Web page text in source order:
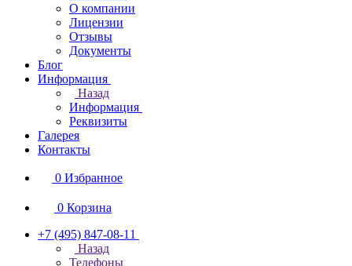
О компании
Лицензии
Отзывы
Документы
Блог
Информация
Назад
Информация
Реквизиты
Галерея
Контакты
0 Избранное
0 Корзина
+7 (495) 847-08-11
Назад
Телефоны